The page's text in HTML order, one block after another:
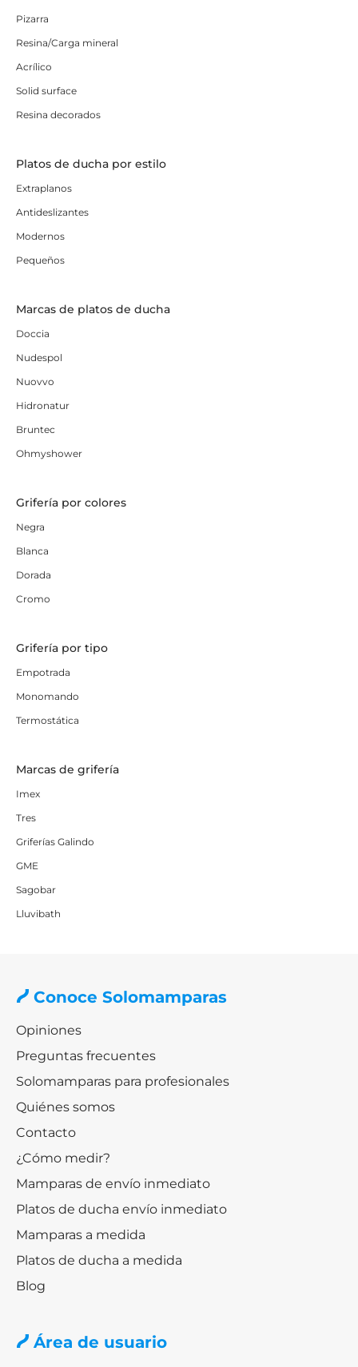
Pizarra
Resina/Carga mineral
Acrílico
Solid surface
Resina decorados
Platos de ducha por estilo
Extraplanos
Antideslizantes
Modernos
Pequeños
Marcas de platos de ducha
Doccia
Nudespol
Nuovvo
Hidronatur
Bruntec
Ohmyshower
Grifería por colores
Negra
Blanca
Dorada
Cromo
Grifería por tipo
Empotrada
Monomando
Termostática
Marcas de grifería
Imex
Tres
Griferías Galindo
GME
Sagobar
Lluvibath
Conoce Solomamparas
Opiniones
Preguntas frecuentes
Solomamparas para profesionales
Quiénes somos
Contacto
¿Cómo medir?
Mamparas de envío inmediato
Platos de ducha envío inmediato
Mamparas a medida
Platos de ducha a medida
Blog
Área de usuario